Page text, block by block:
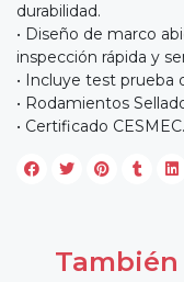
durabilidad.
• Diseño de marco
inspección rápida y
• Incluye test prueba
• Rodamientos
• Certificado CESMEC.